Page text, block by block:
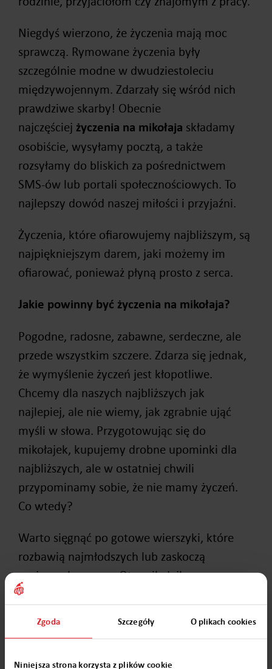
Zgoda Szczegóły O plikach cookies
Niniejsza strona korzysta z plików cookie
Niegdyś wierzono, że życzenia mają moc
sprawczą. Rymowane życzenia były
szczególnie modne w dwudziestoleciu
międzywojennym. Zdarzały się wśród nich
prawdziwe skarby! Obecnie
najczęściej życzenia na mikołaja składamy
osobiście, wysyłamy pocztą, a także
rozsyłamy do bliskich za pośrednictwem
SMS-ów lub portali społecznościowych. To
najlepszy dowód naszej miłości i przyjaźni.
Życzenia, które ofiarowujemy najbliższym, są
najpiękniejszym darem, jaki możemy im
ofiarować, ponieważ płyną prosto z serca.
Jakie powinny być życzenia na mikołaja?
Pogodne, radosne, zabawne, serdeczne, ale
przede wszystkim szczere. Zdarza się jednak,
że wymyślenie życzeń jest kłopotliwe.
Chcemy dla naszych najbliższych jak
najlepiej, ale nie wiemy, jak zgrabnie ująć
myśli w słowa. Przygotowując się do
mikołajek, kupujemy drobne upominki dla
najbliższych, ale w ostatniej chwili
przypominamy sobie, że nie mamy życzeń.
Co wtedy?
Warto sięgnąć po gotowe wierszyki, które
rozbawią najmłodszych lub zaskoczą
znajomych z pracy. Oto mikołajkowe
życzenia, nad którymi pracował sztab elfów, a